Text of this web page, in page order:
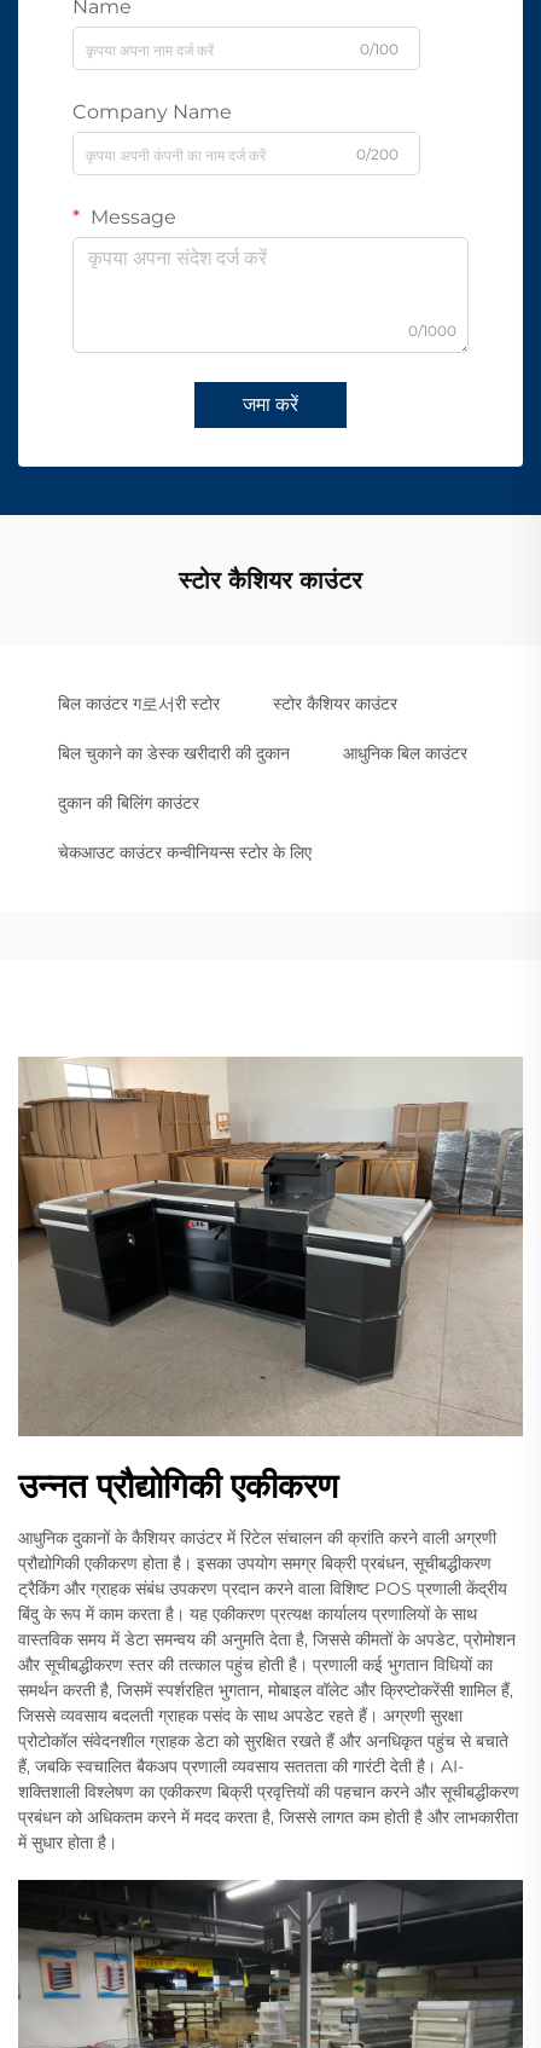
Name
0/100
Company Name
0/200
Message
0/1000
जमा करें
स्टोर कैशियर काउंटर
बिल काउंटर ग로서री स्टोर स्टोर कैशियर काउंटर
बिल चुकाने का डेस्क खरीदारी की दुकान आधुनिक बिल काउंटर
दुकान की बिलिंग काउंटर
चेकआउट काउंटर कन्वीनियन्स स्टोर के लिए
उन्नत प्रौद्योगिकी एकीकरण
आधुनिक दुकानों के कैशियर काउंटर में रिटेल संचालन की क्रांति करने वाली अग्रणी
प्रौद्योगिकी एकीकरण होता है। इसका उपयोग समग्र बिक्री प्रबंधन, सूचीबद्धीकरण
ट्रैकिंग और ग्राहक संबंध उपकरण प्रदान करने वाला विशिष्ट POS प्रणाली केंद्रीय
बिंदु के रूप में काम करता है। यह एकीकरण प्रत्यक्ष कार्यालय प्रणालियों के साथ
वास्तविक समय में डेटा समन्वय की अनुमति देता है, जिससे कीमतों के अपडेट, प्रोमोशन
और सूचीबद्धीकरण स्तर की तत्काल पहुंच होती है। प्रणाली कई भुगतान विधियों का
समर्थन करती है, जिसमें स्पर्शरहित भुगतान, मोबाइल वॉलेट और क्रिप्टोकरेंसी शामिल हैं,
जिससे व्यवसाय बदलती ग्राहक पसंद के साथ अपडेट रहते हैं। अग्रणी सुरक्षा
प्रोटोकॉल संवेदनशील ग्राहक डेटा को सुरक्षित रखते हैं और अनधिकृत पहुंच से बचाते
हैं, जबकि स्वचालित बैकअप प्रणाली व्यवसाय सततता की गारंटी देती है। AI-
शक्तिशाली विश्लेषण का एकीकरण बिक्री प्रवृत्तियों की पहचान करने और सूचीबद्धीकरण
प्रबंधन को अधिकतम करने में मदद करता है, जिससे लागत कम होती है और लाभकारीता
में सुधार होता है।